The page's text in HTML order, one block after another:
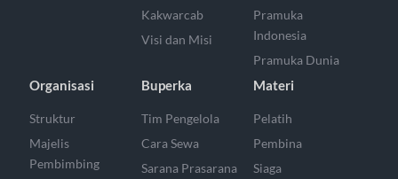
Kakwarcab
Visi dan Misi
Pramuka
Indonesia
Pramuka Dunia
Organisasi
Struktur
Majelis
Pembimbing
Buperka
Tim Pengelola
Cara Sewa
Sarana Prasarana
Materi
Pelatih
Pembina
Siaga